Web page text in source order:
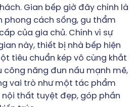
Gian bếp giờ đây chính là
phong cách sống, gu thẩm
của gia chủ. Chính vì sự
này, thiết bị nhà bếp hiện
tiêu chuẩn kép vô cùng khắt
công năng đun nấu mạnh mẽ,
vai trò như một tác phẩm
thất tuyệt đẹp, góp phần